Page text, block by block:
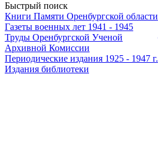
Быстрый поиск
Книги Памяти Оренбургской области
Газеты военных лет 1941 - 1945
Труды Оренбургской Ученой
Архивной Комиссии
Периодические издания 1925 - 1947 г.
Издания библиотеки